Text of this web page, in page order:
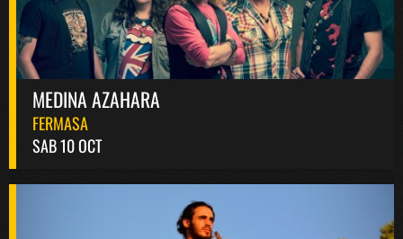
MEDINA AZAHARA
FERMASA
SAB 10 OCT